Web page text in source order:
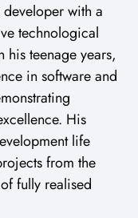
with a
technological
teenage years,
in software and
His
life
from the
fully realised